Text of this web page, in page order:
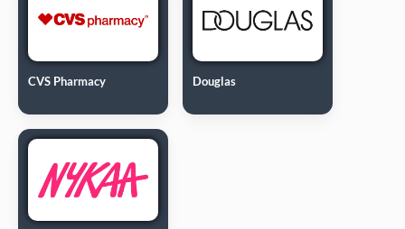
CVS Pharmacy Douglas